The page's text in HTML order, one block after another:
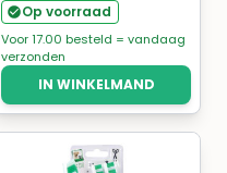
Op voorraad
Voor 17.00 besteld = vandaag
verzonden
IN WINKELMAND